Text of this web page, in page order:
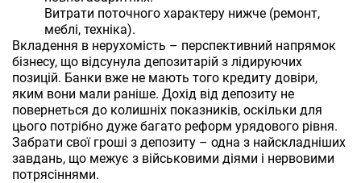
Витрати поточного характеру нижче (ремонт,
меблі, техніка).
Вкладення в нерухомість – перспективний напрямок
бізнесу, що відсунула депозитарій з лідируючих
позицій. Банки вже не мають того кредиту довіри,
яким вони мали раніше. Дохід від депозиту не
повернеться до колишніх показників, оскільки для
цього потрібно дуже багато реформ урядового рівня.
Забрати свої гроші з депозиту – одна з найскладніших
завдань, що межує з військовими діями і нервовими
потрясіннями.